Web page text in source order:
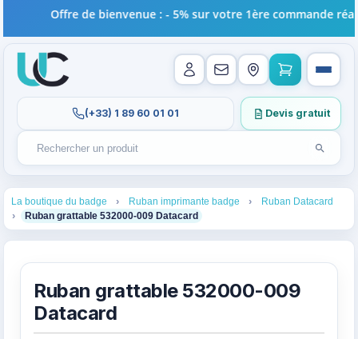
Rechercher un produit
Recherches récentes au focus. Tapez au moins 2
Lancer
(+33) 1 89 60 01 01 Devis gratuit
Offre de bienvenue : - 5% sur votre 1ère commande
La boutique du badge Ruban imprimante badge Ruban Datacard
Ruban grattable 532000-009 Datacard 4
Ruban grattable 532000-009
Datacard